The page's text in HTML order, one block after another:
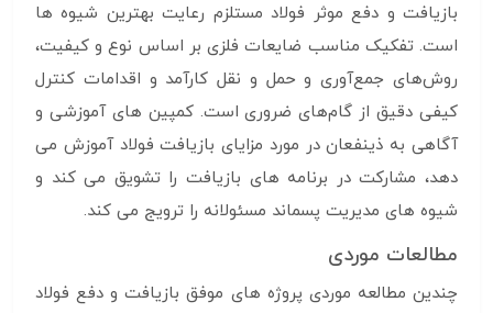
بازیافت و دفع موثر فولاد مستلزم رعایت بهترین شیوه ها
است. تفکیک مناسب ضایعات فلزی بر اساس نوع و کیفیت،
روش‌های جمع‌آوری و حمل و نقل کارآمد و اقدامات کنترل
کیفی دقیق از گام‌های ضروری است. کمپین های آموزشی و
آگاهی به ذینفعان در مورد مزایای بازیافت فولاد آموزش می
دهد، مشارکت در برنامه های بازیافت را تشویق می کند و
شیوه های مدیریت پسماند مسئولانه را ترویج می کند.
مطالعات موردی
چندین مطالعه موردی پروژه های موفق بازیافت و دفع فولاد